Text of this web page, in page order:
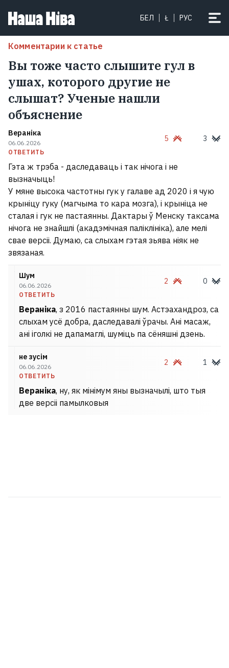
БЕЛ Ł РУС
Комментарии к статье
Вы тоже часто слышите гул в
ушах, которого другие не
слышат? Ученые нашли
объяснение
Вераніка
06.06.2026
ОТВЕТИТЬ
5 3
Гэта ж трэба - даследаваць і так нічога і не
вызначыць!
У мяне высока частотны гук у галаве ад 2020 і я чую
крыніцу гуку (магчыма то кара мозга), і крыніца не
сталая і гук не пастаянны. Дактары ў Менску таксама
нічога не знайшлі (акадэмічная паліклініка), але мелі
свае версіі. Думаю, са слыхам гэтая зьява ніяк не
звязаная.
Шум
06.06.2026
ОТВЕТИТЬ
2 0
Вераніка, з 2016 пастаянны шум. Астэахандроз, са
слыхам усё добра, даследавалі ўрачы. Ані масаж,
ані іголкі не дапамаглі, шуміць па сёняшні дзень.
не зусім
06.06.2026
ОТВЕТИТЬ
2 1
Вераніка, ну, як мінімум яны вызначылі, што тыя
две версіі памылковыя